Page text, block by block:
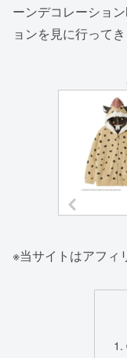
ーンデコレーショ
ョンを見に行ってき
※当サイトはアフィ